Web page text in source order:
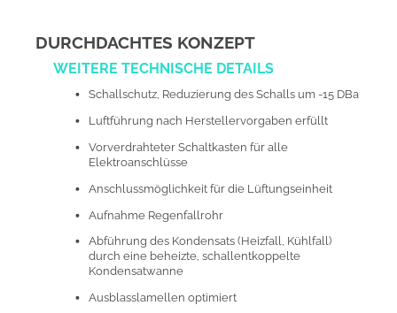
DURCHDACHTES KONZEPT
WEITERE TECHNISCHE DETAILS
Schallschutz, Reduzierung des Schalls um -15 DBa
Luftführung nach Herstellervorgaben erfüllt
Vorverdrahteter Schaltkasten für alle
Elektroanschlüsse
Anschlussmöglichkeit für die Lüftungseinheit
Aufnahme Regenfallrohr
Abführung des Kondensats (Heizfall, Kühlfall)
durch eine beheizte, schallentkoppelte
Kondensatwanne
Ausblasslamellen optimiert